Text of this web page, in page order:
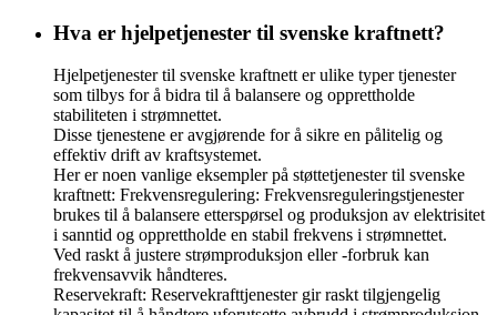
Hva er hjelpetjenester til svenske kraftnett?
Hjelpetjenester til svenske kraftnett er ulike typer tjenester
som tilbys for å bidra til å balansere og opprettholde
stabiliteten i strømnettet.
Disse tjenestene er avgjørende for å sikre en pålitelig og
effektiv drift av kraftsystemet.
Her er noen vanlige eksempler på støttetjenester til svenske
kraftnett: Frekvensregulering: Frekvensreguleringstjenester
brukes til å balansere etterspørsel og produksjon av elektrisitet
i sanntid og opprettholde en stabil frekvens i strømnettet.
Ved raskt å justere strømproduksjon eller -forbruk kan
frekvensavvik håndteres.
Reservekraft: Reservekrafttjenester gir raskt tilgjengelig